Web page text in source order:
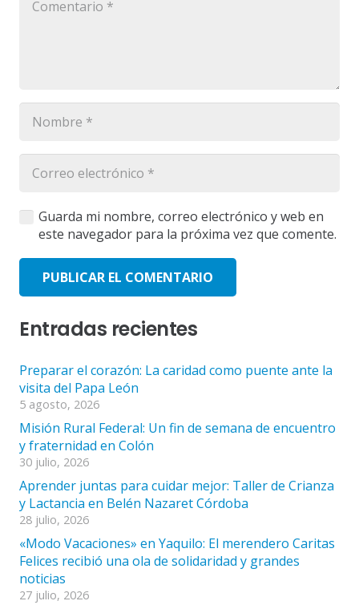
Guarda mi nombre, correo electrónico y web en
este navegador para la próxima vez que comente.
PUBLICAR EL COMENTARIO
Entradas recientes
Preparar el corazón: La caridad como puente ante la
visita del Papa León
5 agosto, 2026
Misión Rural Federal: Un fin de semana de encuentro
y fraternidad en Colón
30 julio, 2026
Aprender juntas para cuidar mejor: Taller de Crianza
y Lactancia en Belén Nazaret Córdoba
28 julio, 2026
«Modo Vacaciones» en Yaquilo: El merendero Caritas
Felices recibió una ola de solidaridad y grandes
noticias
27 julio, 2026